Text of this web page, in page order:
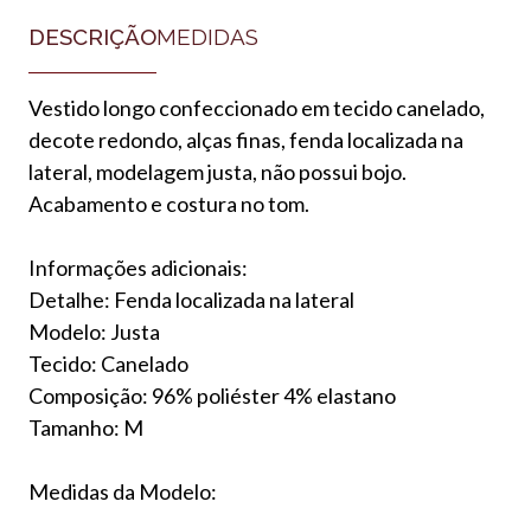
DESCRIÇÃOMEDIDAS
Vestido longo confeccionado em tecido canelado,
decote redondo, alças finas, fenda localizada na
lateral, modelagem justa, não possui bojo.
Acabamento e costura no tom.
Informações adicionais:
Detalhe: Fenda localizada na lateral
Modelo: Justa
Tecido: Canelado
Composição: 96% poliéster 4% elastano
Tamanho: M
Medidas da Modelo: